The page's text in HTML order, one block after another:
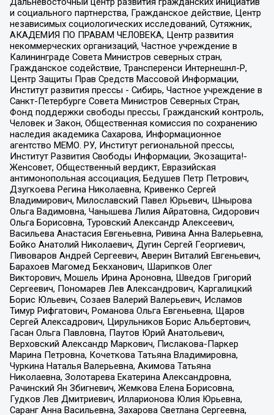
и социального партнерства, Гражданское действие, Центр
независимых социологических исследований, Сутяжник,
АКАДЕМИЯ ПО ПРАВАМ ЧЕЛОВЕКА, Центр развития
некоммерческих организаций, Частное учреждение в
Калининграде Совета Министров северных стран,
Гражданское содействие, Трансперенси Интернешнл-Р,
Центр Защиты Прав Средств Массовой Информации,
Институт развития прессы - Сибирь, Частное учреждение в
Санкт-Петербурге Совета Министров Северных Стран,
Фонд поддержки свободы прессы, Гражданский контроль,
Человек и Закон, Общественная комиссия по сохранению
наследия академика Сахарова, Информационное
агентство МЕМО. РУ, Институт региональной прессы,
Институт Развития Свободы Информации, Экозащита!-
Женсовет, Общественный вердикт, Евразийская
антимонопольная ассоциация, Бедушев Петр Петрович,
Дзугкоева Регина Николаевна, Кривенко Сергей
Владимирович, Милославский Павел Юрьевич, Шнырова
Ольга Вадимовна, Чанышева Лилия Айратовна, Сидорович
Ольга Борисовна, Туровский Александр Алексеевич,
Васильева Анастасия Евгеньевна, Ривина Анна Валерьевна,
Бойко Анатолий Николаевич, Дугин Сергей Георгиевич,
Пивоваров Андрей Сергеевич, Аверин Виталий Евгеньевич,
Барахоев Магомед Бекханович, Шарипков Олег
Викторович, Мошель Ирина Ароновна, Шведов Григорий
Сергеевич, Пономарев Лев Александрович, Каргалицкий
Борис Юльевич, Созаев Валерий Валерьевич, Исламов
Тимур Рифгатович, Романова Ольга Евгеньевна, Щаров
Сергей Алексадрович, Цирульников Борис Альбертович,
Гасан Ольга Павловна, Паутов Юрий Анатольевич,
Верховский Александр Маркович, Пислакова-Паркер
Марина Петровна, Кочеткова Татьяна Владимировна,
Чуркина Наталья Валерьевна, Акимова Татьяна
Николаевна, Золотарева Екатерина Александровна,
Рачинский Ян Збигневич, Жемкова Елена Борисовна,
Гудков Лев Дмитриевич, Илларионова Юлия Юрьевна,
Саранг Анна Васильевна, Захарова Светлана Сергеевна,